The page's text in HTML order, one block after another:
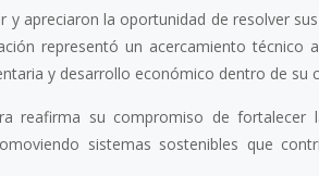
apreciaron la oportunidad de resolver
representó un acercamiento técnico
y desarrollo económico dentro de su
reafirma su compromiso de fortalecer
sistemas sostenibles que